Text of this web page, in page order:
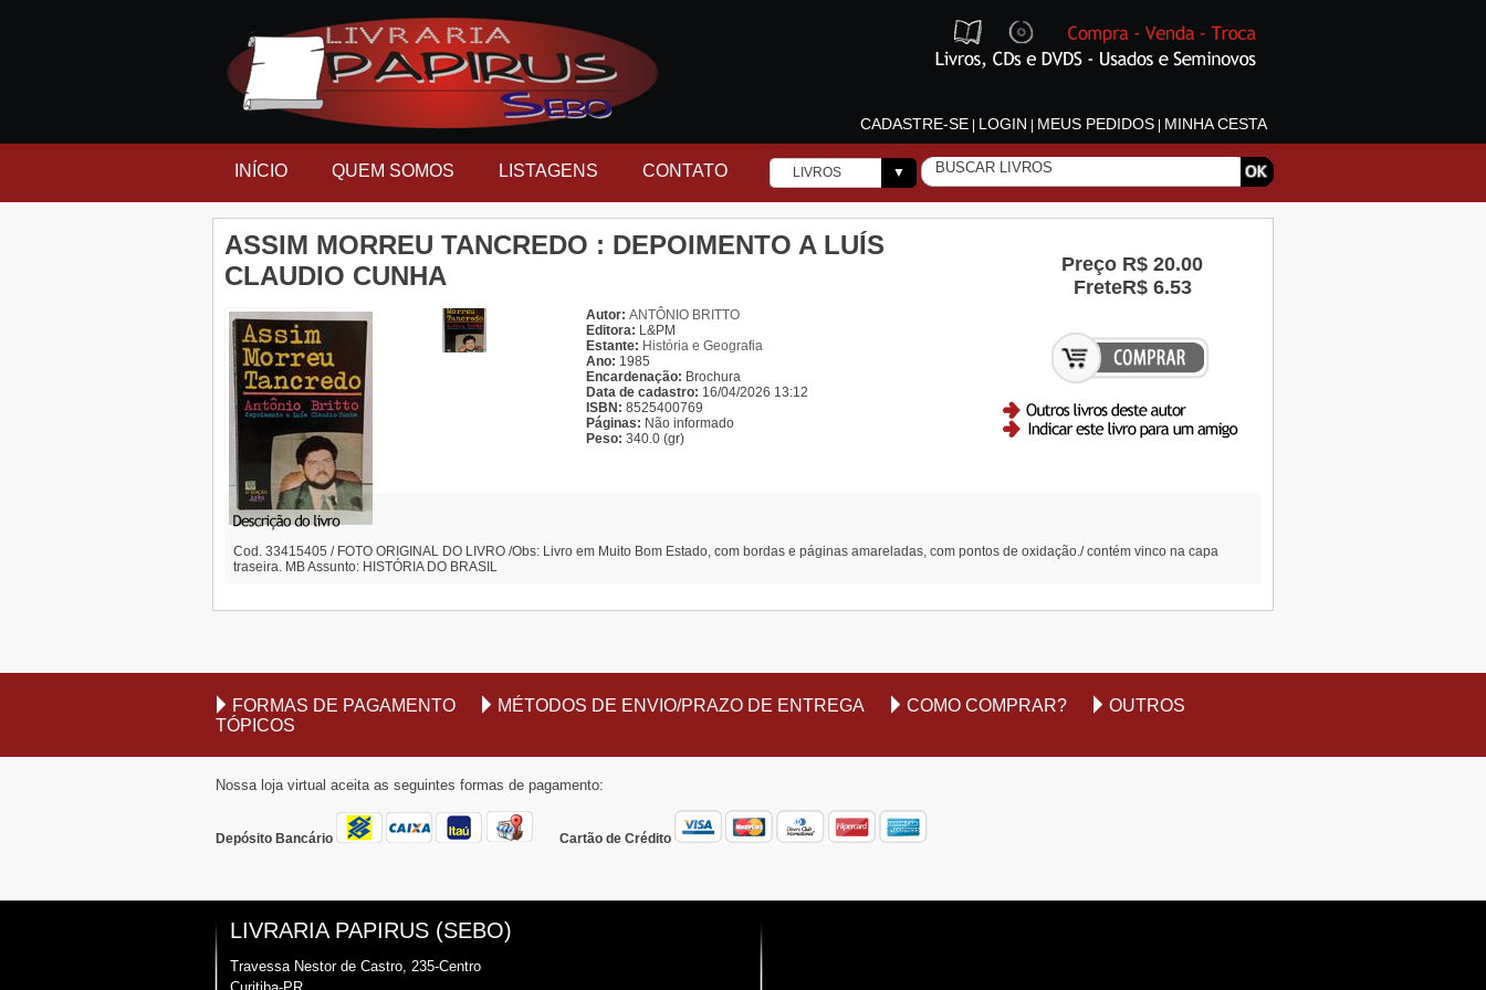
CADASTRE-SE LOGIN MEUS PEDIDOS MINHA CESTA
INÍCIO QUEM SOMOS LISTAGENS CONTATO LIVROS ▼
ASSIM MORREU TANCREDO : DEPOIMENTO A LUÍS
CLAUDIO CUNHA
Autor: ANTÔNIO BRITTO
Editora: L&PM
Estante: História e Geografia
Ano: 1985
Encardenação: Brochura
Data de cadastro: 16/04/2026 13:12
ISBN: 8525400769
Páginas: Não informado
Peso: 340.0 (gr)
Preço R$ 20.00
FreteR$ 6.53
Cod. 33415405 / FOTO ORIGINAL DO LIVRO /Obs: Livro em Muito Bom Estado, com bordas e páginas amareladas, com pontos de oxidação./ contém vinco na capa
traseira. MB Assunto: HISTÓRIA DO BRASIL
FORMAS DE PAGAMENTO MÉTODOS DE ENVIO/PRAZO DE ENTREGA COMO COMPRAR?
OUTROS
TÓPICOS
Nossa loja virtual aceita as seguintes formas de pagamento:
Depósito Bancário Cartão de Crédito
LIVRARIA PAPIRUS (SEBO)
Travessa Nestor de Castro, 235-Centro